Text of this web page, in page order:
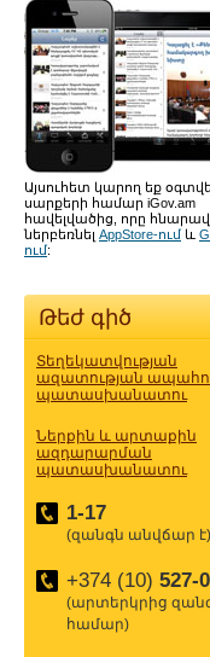
Այսուհետ կարող եք
սարքերի համար iGov.am
հավելվածից, որը
ներբեռնել AppStore-ում և
ում:
Թեժ գիծ
Տեղեկատվության
ազատության
պատասխանատու
Ներքին և արտաքին
ազդարարման
պատասխանատու
1-17
(զանգն անվճար է)
+374 (10) 527-
(արտերկրից
համար)